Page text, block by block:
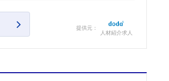
提供元：
人材紹介求人